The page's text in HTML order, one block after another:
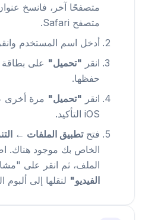
متصفح Safari.
أدخل اسم المستخدم وانقر
انقر "تحميل" على بطاقة
حفظها.
انقر "تحميل" مرة أخرى
iOS التأكيد.
فتحتطبيق الملفات ←
الخاص بك موجود هناك.
الملف، ثم انقر على
الفيديو" لنقلها إلى ألبوم